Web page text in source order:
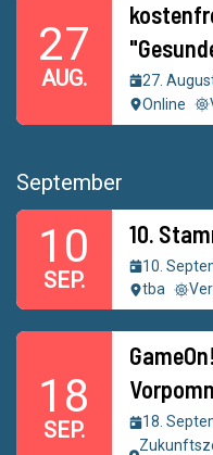
27
AUG.
27.
Online
September
10
SEP.
10.
10.
tba
18
SEP.
18.